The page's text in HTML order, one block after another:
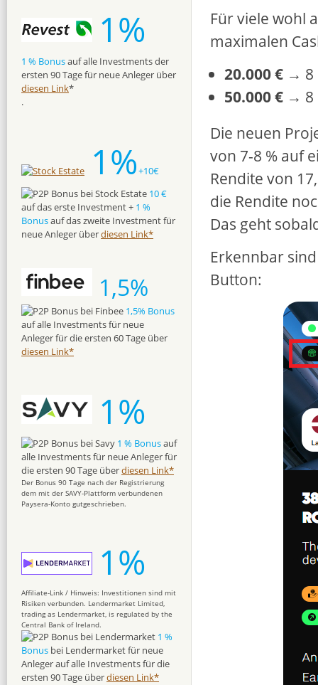
Für viele wohl
maximalen
20.000 €→ 8
50.000 € → 8
Die neuen
von 7-8 % auf
Rendite von
die Rendite
Das geht
Erkennbar
Button:
1%
1 % Bonusauf alle Investments der
ersten 90 Tage für neue Anleger über
diesen Link*
.
1%+10€
10 €
auf das erste Investment + 1 %
Bonusauf das zweite Investment für
neue Anleger überdiesen Link*
1,5%
1,5% Bonus
auf alle Investments für neue
Anleger für die ersten 60 Tage über
diesen Link*
1%
1 % Bonusauf
alle Investments für neue Anleger für
die ersten 90 Tage überdiesen Link*
Der Bonus 90 Tage nach der Registrierung
dem mit der SAVY-Plattform verbundenen
Paysera-Konto gutgeschrieben.
1%
Affiliate-Link / Hinweis: Investitionen sind mit
Risiken verbunden. Lendermarket Limited,
trading as Lendermarket, is regulated by the
Central Bank of Ireland.
1 %
Bonus bei Lendermarket für neue
Anleger auf alle Investments für die
ersten 90 Tage überdiesen Link*